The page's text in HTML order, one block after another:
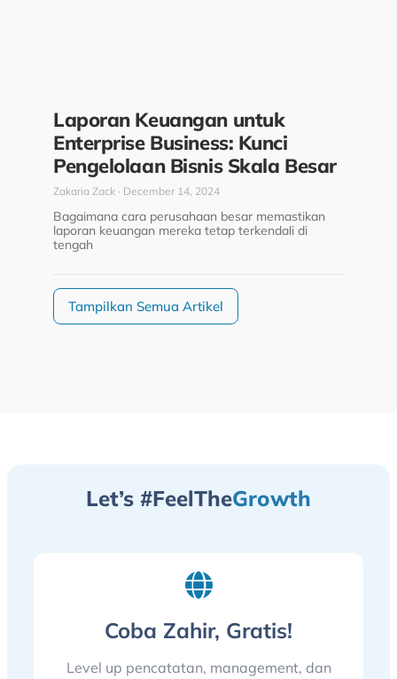
Laporan Keuangan untuk
Enterprise Business: Kunci
Pengelolaan Bisnis Skala Besar
Zakaria Zack December 14, 2024
Bagaimana cara perusahaan besar memastikan
laporan keuangan mereka tetap terkendali di
tengah
Tampilkan Semua Artikel
Let’s #FeelTheGrowth
Coba Zahir, Gratis!
Level up pencatatan, management, dan